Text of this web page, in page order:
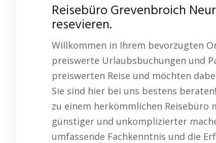
Reisebüro Grevenbroich
resevieren.
Willkommen in Ihrem bevorzugten
preiswerte Urlaubsbuchungen und
preiswerten Reise und möchten
Sie sind hier bei uns bestens
zu einem herkömmlichen
günstiger und unkomplizierter
umfassende Fachkenntnis und die